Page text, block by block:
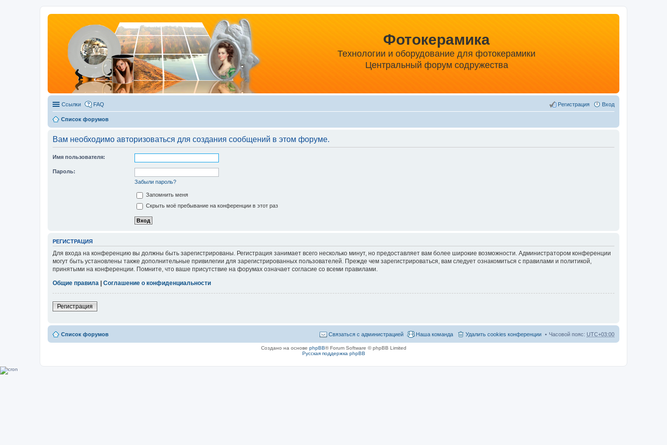
Фотокерамика
Технологии и оборудование для фотокерамики
Центральный форум содружества
Ссылки FAQ Вход
Регистрация
Список форумов
Вам необходимо авторизоваться для создания сообщений в этом форуме.
Имя пользователя:
Пароль:
Забыли пароль?
Запомнить меня
Скрыть моё пребывание на конференции в этот раз
РЕГИСТРАЦИЯ
Для входа на конференцию вы должны быть зарегистрированы. Регистрация занимает всего несколько минут, но предоставляет вам более широкие возможности. Администратором конференции
могут быть установлены также дополнительные привилегии для зарегистрированных пользователей. Прежде чем зарегистрироваться, вам следует ознакомиться с правилами и политикой,
принятыми на конференции. Помните, что ваше присутствие на форумах означает согласие со всеми правилами.
Общие правила | Соглашение о конфиденциальности
Регистрация
Список форумов Часовой пояс: UTC+03:00
Удалить cookies конференции
Наша команда
Связаться с администрацией
Создано на основе phpBB® Forum Software © phpBB Limited
Русская поддержка phpBB